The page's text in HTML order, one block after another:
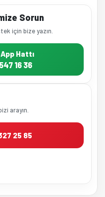
Sorun
için bize yazın.
Hattı
16 36
arayın.
25 85